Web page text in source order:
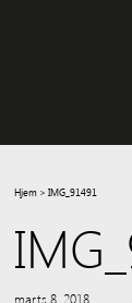
Hjem > IMG_91491
marts 8, 2018